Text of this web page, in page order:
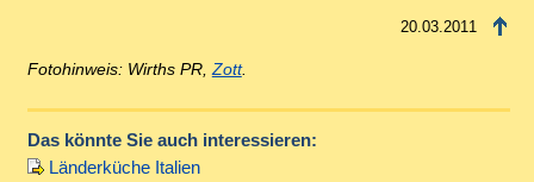
20.03.2011
Fotohinweis: Wirths PR, Zott.
Das könnte Sie auch interessieren:
Länderküche Italien